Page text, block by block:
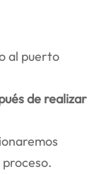
al puerto
de realizar